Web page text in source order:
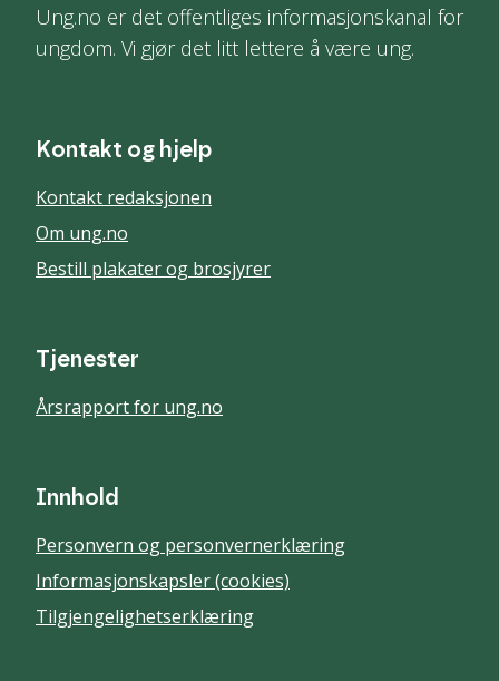
Ung.no er det offentliges informasjonskanal for
ungdom. Vi gjør det litt lettere å være ung.
Kontakt og hjelp
Kontakt redaksjonen
Om ung.no
Bestill plakater og brosjyrer
Tjenester
Årsrapport for ung.no
Innhold
Personvern og personvernerklæring
Informasjonskapsler (cookies)
Tilgjengelighetserklæring